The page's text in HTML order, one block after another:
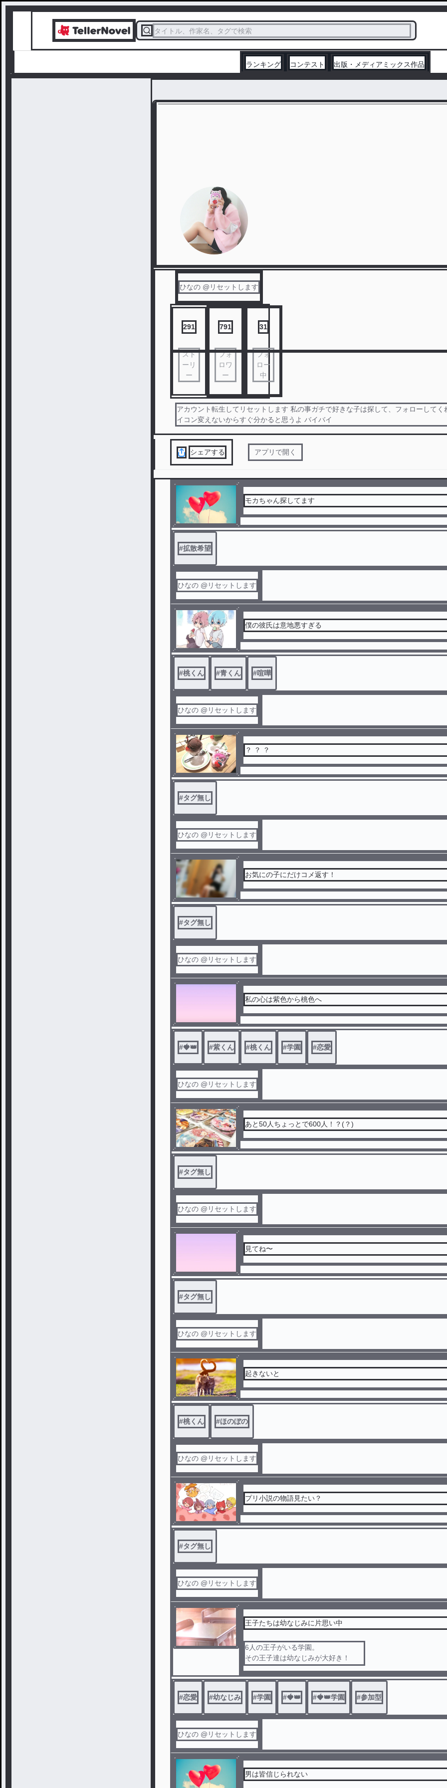
タイトル、作家名、タグで検索
ランキング コンテスト 出版・メディアミックス作品
ひなの @リセットします
291
スト
ーリ
ー
791
フォ
ロワ
ー
31
フォ
ロー
中
アカウント転生してリセットします 私の事ガチで好きな子は探して、フォローしてく
イコン変えないからすぐ分かると思うよ バイバイ
シェアする アプリで開く
モカちゃん探してます
#拡散希望
ひなの @リセットします
僕の彼氏は意地悪すぎる
#桃くん #青くん #喧嘩
ひなの @リセットします
？ ？ ？
#タグ無し
ひなの @リセットします
お気にの子にだけコメ返す！
#タグ無し
ひなの @リセットします
私の心は紫色から桃色へ
#🍓👑 #紫くん #桃くん #学園 #恋愛
ひなの @リセットします
あと50人ちょっとで600人！？(？)
#タグ無し
ひなの @リセットします
見てね〜
#タグ無し
ひなの @リセットします
起きないと
#桃くん #ほのぼの
ひなの @リセットします
プリ小説の物語見たい？
#タグ無し
ひなの @リセットします
王子たちは幼なじみに片思い中
6人の王子がいる学園。
その王子達は幼なじみが大好き！
でも、幼なじみは気づいてくれない💦
どうやって振り向かせるの！？
学園恋愛小説です𓂃◌𓈒𓐍
#恋愛 #幼なじみ #学園 #🍓👑 #🍓👑学園 #参加型
ひなの @リセットします
男は皆信じられない